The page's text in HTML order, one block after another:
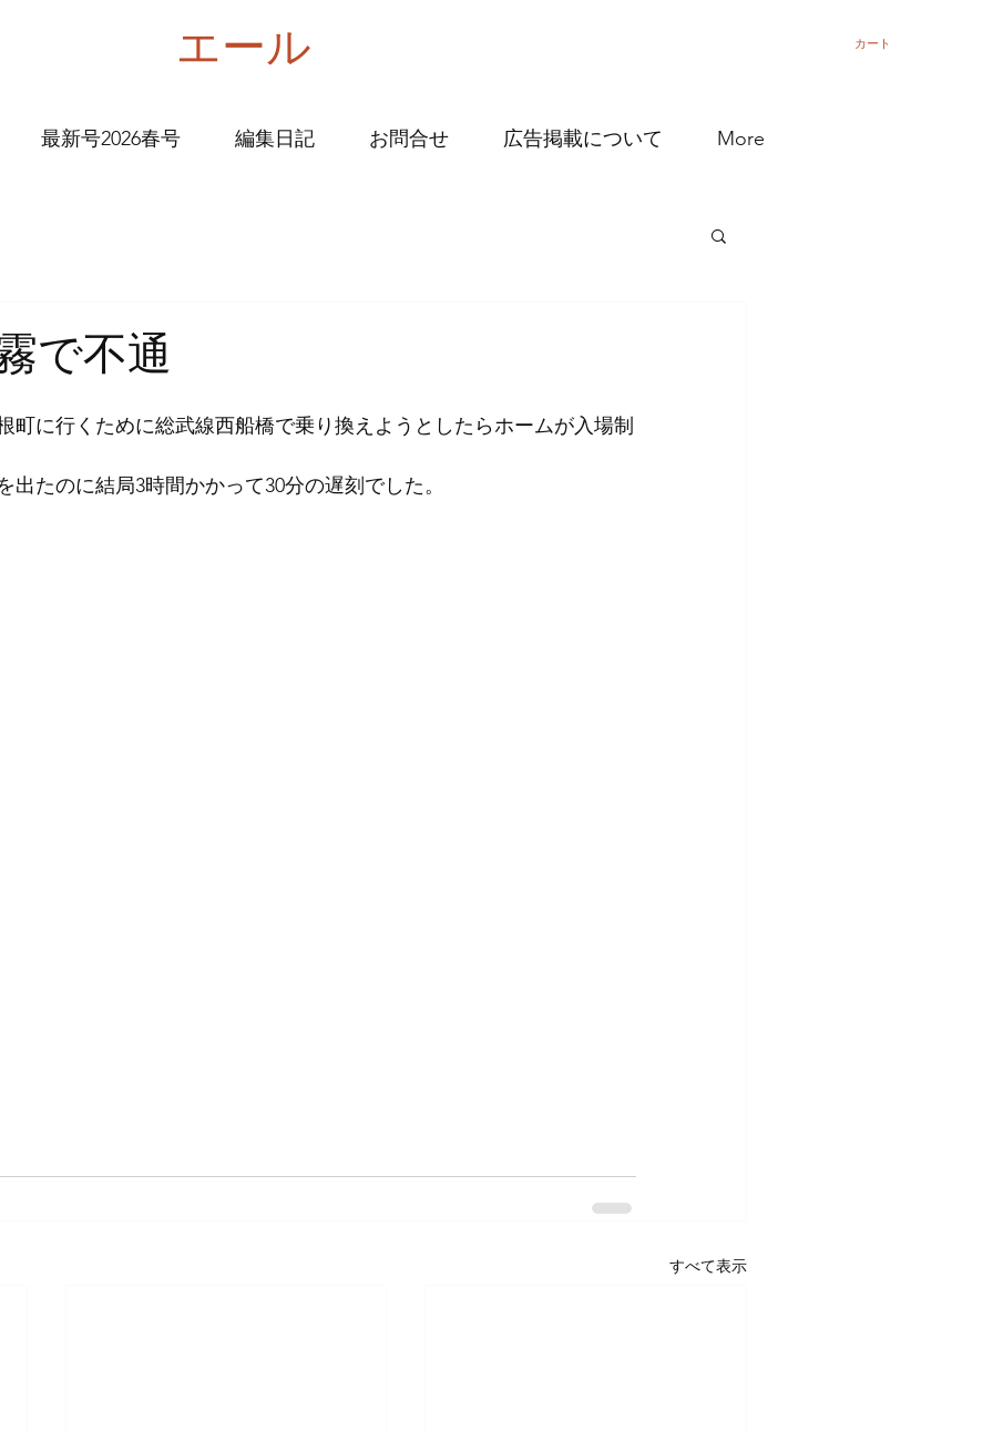
エール カート
最新号2026春号 編集日記 お問合せ 広告掲載について More
で不通
町に行くために総武線西船橋で乗り換えようとしたらホームが入場制
出たのに結局3時間かかって30分の遅刻でした。
すべて表示